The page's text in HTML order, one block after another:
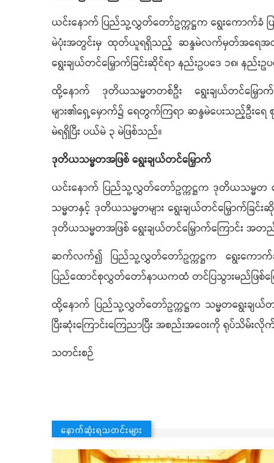
ယင်းနောက် ပြည်သူ့လွှတ်တော်ဥက္ကဋ္ဌက ရွေးကောက်
မဲပုံးအတွင်းမှ ထုတ်ယူရရှိသည့် ဆန္ဒမဲလက်မှတ်အရေအ
ရွေးချယ်တင်မြှောက်ခြင်းဆိုင်ရာ နည်းဥပဒေ ၁၈၊ နည်
ထို့နောက် ဒုတိယသမ္မတတစ်ဦး ရွေးချယ်တင်မြှ
များ၏ရှေ့မှောက်၌ ရေတွက်ကြရာ ဆန္ဒမဲပေးသည့်ဦး
မဲရရှိပြီး ပယ်မဲ ၃ မဲဖြစ်သည်။
ဒုတိယသမ္မတအဖြစ် ရွေးချယ်တင်မြှောက်
ယင်းနောက် ပြည်သူ့လွှတ်တော်ဥက္ကဋ္ဌက ဒုတိယသမ္မတ ရွ
သမ္မတနှင့် ဒုတိယသမ္မတများ ရွေးချယ်တင်မြှောက်ခ
ဒုတိယသမ္မတအဖြစ် ရွေးချယ်တင်မြှောက်ကြောင်း အ
ဆက်လက်၍ ပြည်သူ့လွှတ်တော်ဥက္ကဋ္ဌက ရွေးကော
ပြည်ထောင်စုလွှတ်တော်နာယကထံ တင်ပြသွားမည်ဖြစ်က
ထို့နောက် ပြည်သူ့လွှတ်တော်ဥက္ကဋ္ဌက သမ္မတရွေးချ
ပြီးဆုံးကြောင်းကြေညာပြီး အစည်းအဝေးကို ရုပ်သိမ်း
သတင်းစဉ်
နောက်ဆုံးရသတင်းများ